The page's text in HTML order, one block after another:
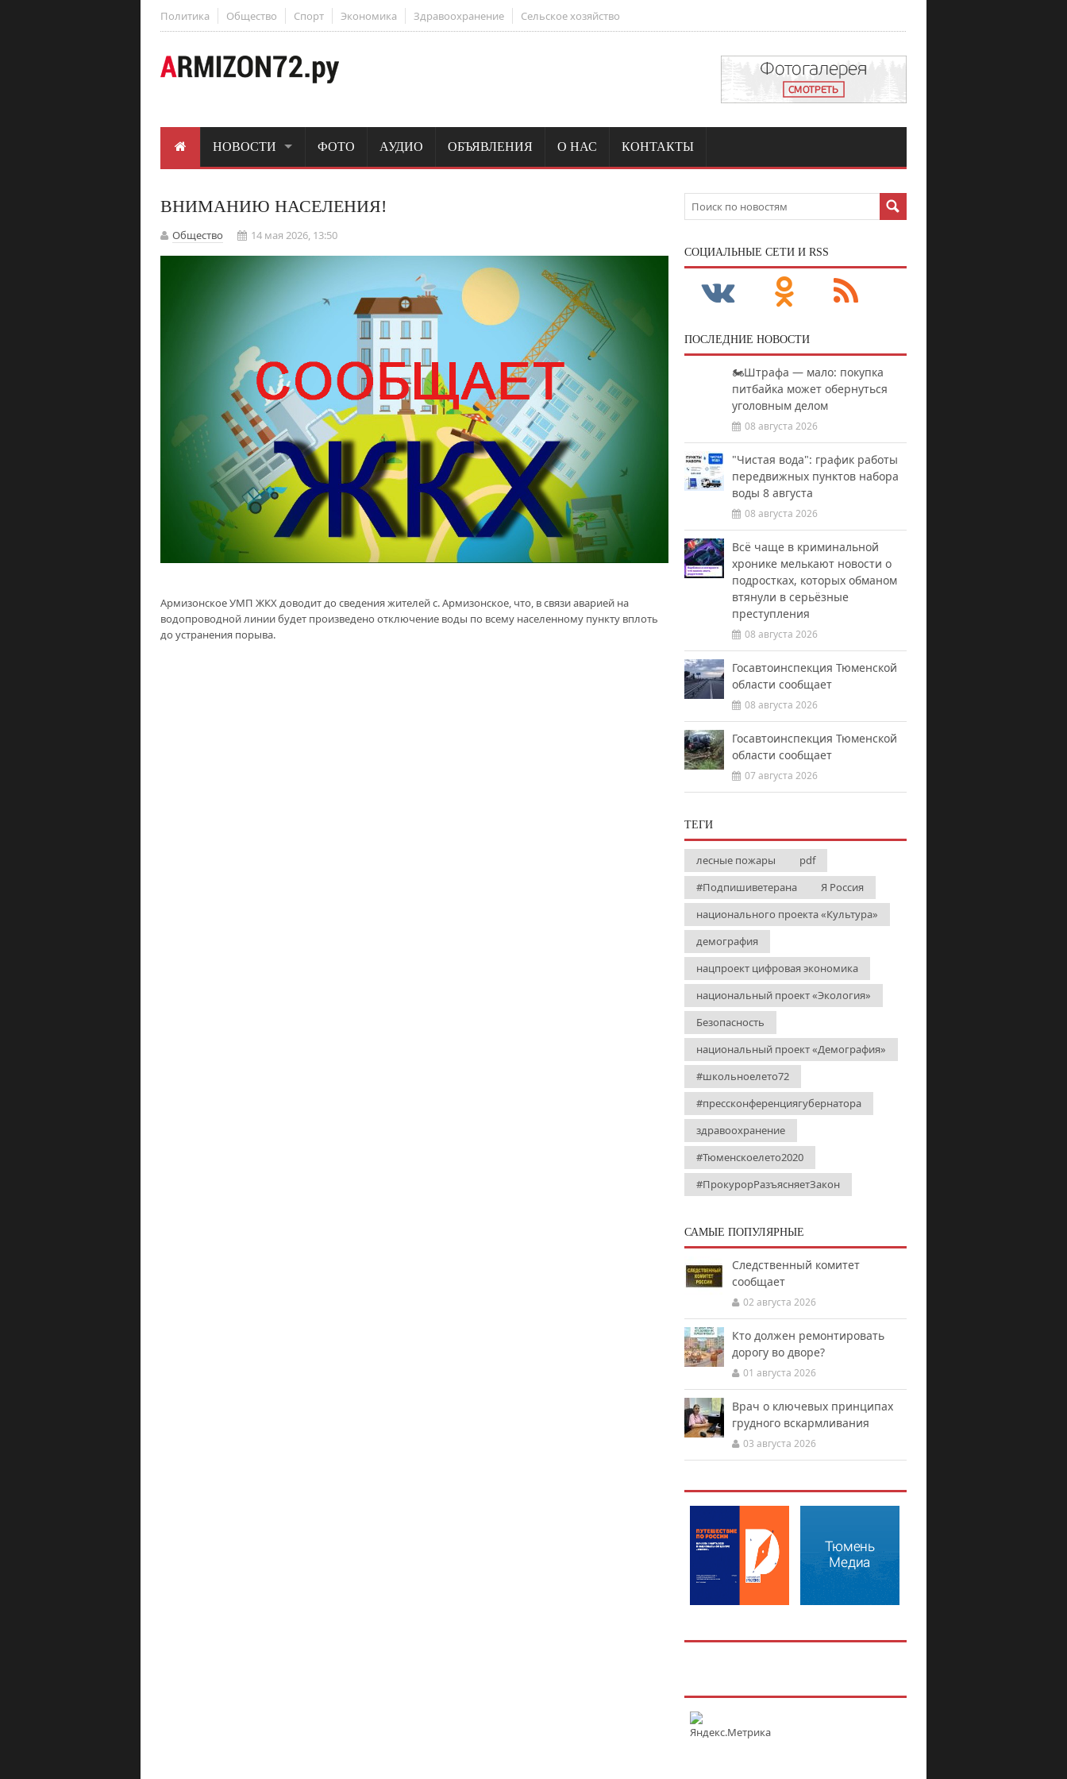
Политика Общество Спорт Экономика Здравоохранение Сельское хозяйство
НОВОСТИ ФОТО АУДИО ОБЪЯВЛЕНИЯ О НАС КОНТАКТЫ
ВНИМАНИЮ НАСЕЛЕНИЯ!
Общество 14 мая 2026, 13:50
Армизонское УМП ЖКХ доводит до сведения жителей с. Армизонское, что, в связи аварией на
водопроводной линии будет произведено отключение воды по всему населенному пункту вплоть
до устранения порыва.
CОЦИАЛЬНЫЕ СЕТИ И RSS
ПОСЛЕДНИЕ НОВОСТИ
🏍️Штрафа — мало: покупка
питбайка может обернуться
уголовным делом
08 августа 2026
"Чистая вода": график работы
передвижных пунктов набора
воды 8 августа
08 августа 2026
Всё чаще в криминальной
хронике мелькают новости о
подростках, которых обманом
втянули в серьёзные
преступления
08 августа 2026
Госавтоинспекция Тюменской
области сообщает
08 августа 2026
Госавтоинспекция Тюменской
области сообщает
07 августа 2026
ТЕГИ
лесные пожары
pdf
#Подпишиветерана
Я Россия
национального проекта «Культура»
демография
нацпроект цифровая экономика
национальный проект «Экология»
Безопасность
национальный проект «Демография»
#школьноелето72
#прессконференциягубернатора
здравоохранение
#Тюменскоелето2020
#ПрокурорРазъясняетЗакон
САМЫЕ ПОПУЛЯРНЫЕ
Следственный комитет
сообщает
02 августа 2026
Кто должен ремонтировать
дорогу во дворе?
01 августа 2026
Врач о ключевых принципах
грудного вскармливания
03 августа 2026